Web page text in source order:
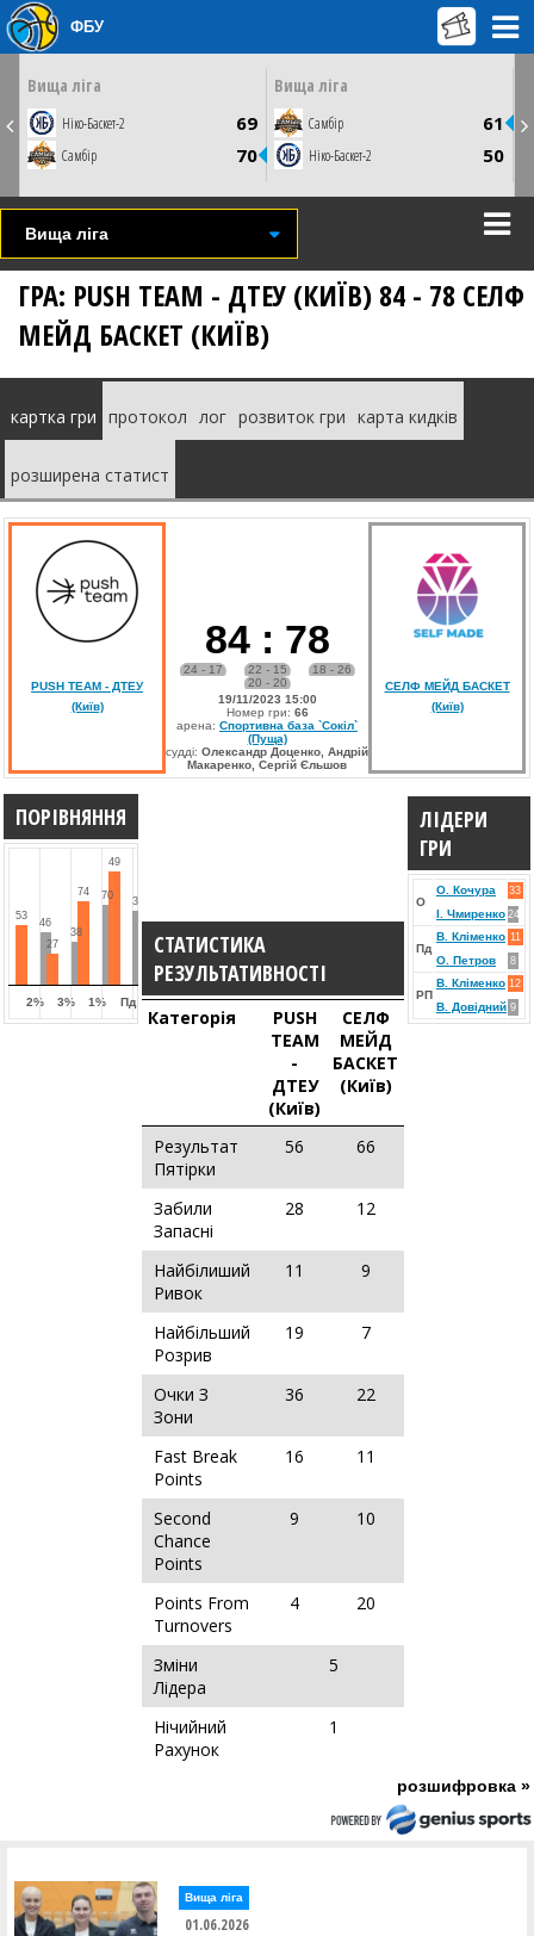
19 квітня
СТАТИСТИКА
Вища ліга
Ніко-Баскет-2 69
Самбір 70
25 квітня
СТАТИСТИКА
Вища ліга
Самбір 61
Ніко-Баскет-2 50
ФБУ
Вища лiга
ГРА: PUSH TEAM - ДТЕУ (КИЇВ) 84 - 78 СЕЛФ
МЕЙД БАСКЕТ (КИЇВ)
картка гри протокол лог розвиток гри карта кидків
розширена статист
PUSH TEAM - ДТЕУ
(Київ)
84: 78
24 - 17 22 - 15
18 - 26
20 - 20
19/11/2023 15:00
Номер гри: 66
арена: Спортивна база `Сокіл`
(Пуща)
судді: Олександр Доценко, Андрій
Макаренко, Сергій Єльшов
СЕЛФ МЕЙД БАСКЕТ
(Київ)
ПОРІВНЯННЯ
53
46
2%
27
38
3%
74 70
1%
49
32
Пд
СТАТИСТИКА
РЕЗУЛЬТАТИВНОСТІ
Категорія
PUSH
TEAM
-
ДТЕУ
(Київ)
СЕЛФ
МЕЙД
БАСКЕТ
(Київ)
Результат
Пятірки
56 66
Забили
Запасні
28 12
Найбілиший
Ривок
11 9
Найбільший
Розрив
19 7
Очки З
Зони
36 22
Fast Break
Points
16 11
Second
Chance
Points
9 10
Points From
Turnovers
4 20
Зміни
Лідера
5
Нічийний
Рахунок
1
ЛІДЕРИ
ГРИ
О
О. Кочура 33
І. Чмиренко 24
Пд
В. Кліменко 11
О. Петров 8
РП
В. Кліменко 12
В. Довідний 9
розшифровка »
Вища лiга
01.06.2026